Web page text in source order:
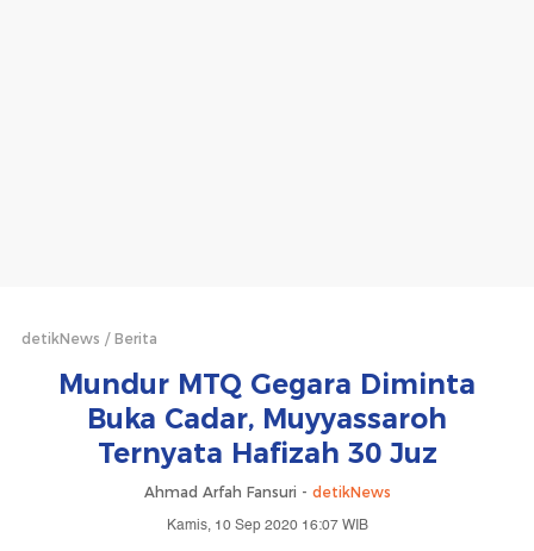
detikNews Berita
Mundur MTQ Gegara Diminta
Buka Cadar, Muyyassaroh
Ternyata Hafizah 30 Juz
Ahmad Arfah Fansuri - detikNews
Kamis, 10 Sep 2020 16:07 WIB